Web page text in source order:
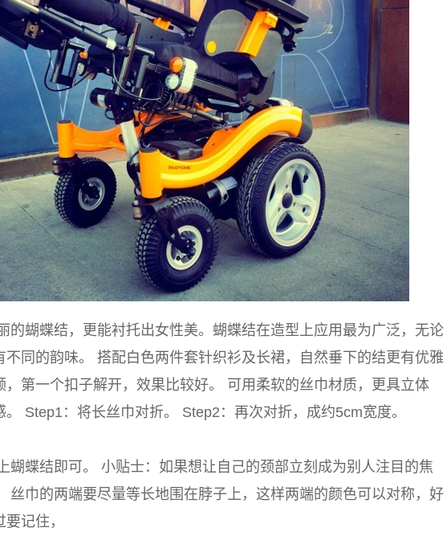
的蝴蝶结，更能衬托出女性美。蝴蝶结在造型上应用最为广泛，无论
不同的韵味。 搭配白色两件套针织衫及长裙，自然垂下的结更有优雅
，第一个扣子解开，效果比较好。 可用柔软的丝巾材质，更具立体
Step1：将长丝巾对折。 Step2：再次对折，成约5cm宽度。
蝴蝶结即可。 小贴士：如果想让自己的颈部立刻成为别人注目的焦
丝巾的两端要尽量等长地围在脖子上，这样两端的颜色可以对称，好
记住，